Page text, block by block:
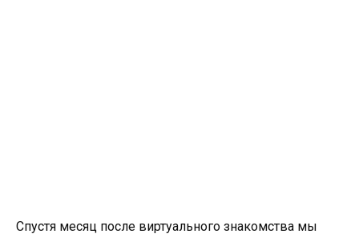
Спустя месяц после виртуального знакомства мы